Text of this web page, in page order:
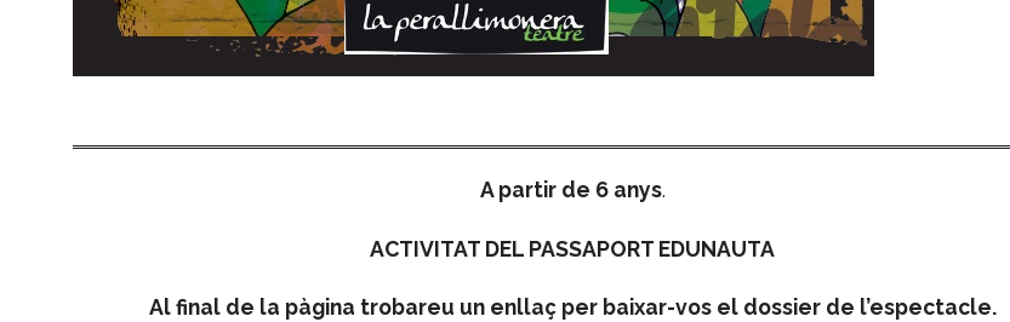
A partir de 6 anys.
ACTIVITAT DEL PASSAPORT EDUNAUTA
Al final de la pàgina trobareu un enllaç per baixar-vos el dossier de l’espectacle.